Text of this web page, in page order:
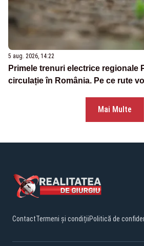
5 aug. 2026, 14:22
Primele trenuri electrice regionale
circulație în România. Pe ce rute
Mai Multe
ContactTermeni și condițiiPolitică de